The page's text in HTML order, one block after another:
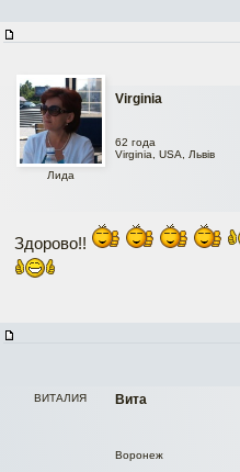
Virginia
Лида
62 года
Virginia, USA, Львів
Здорово!!
Вита
ВИТАЛИЯ
Воронеж